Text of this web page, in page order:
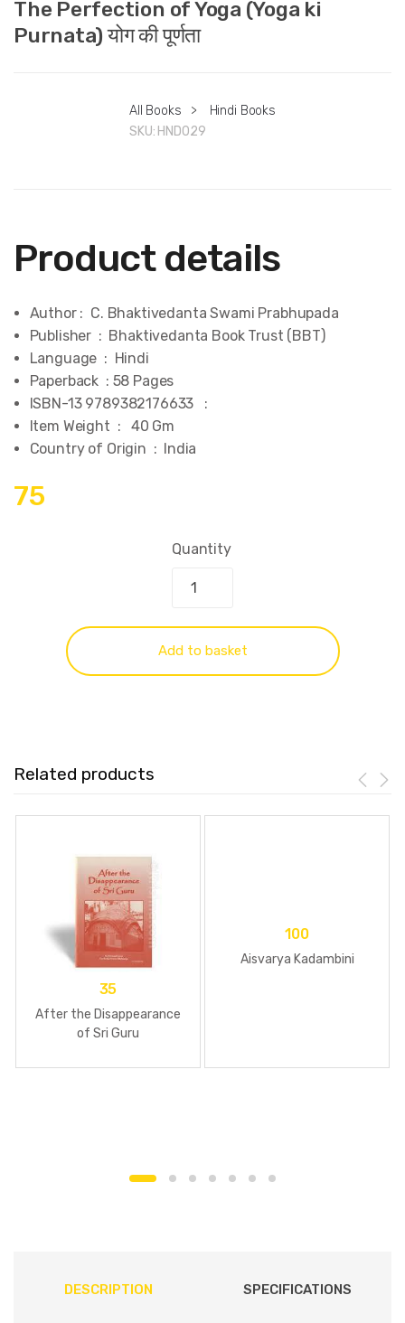
The Perfection of Yoga (Yoga ki
Purnata) योग की पूर्णता
All Books >
Hindi Books
SKU: HND029
Product details
Author : C. Bhaktivedanta Swami Prabhupada
Publisher ‏ : ‎ Bhaktivedanta Book Trust (BBT)
Language ‏ : ‎ Hindi
Paperback ‏ : ‎58 Pages
ISBN-13 ‏ : 9789382176633
Item Weight ‏ : ‎ 40 Gm
Country of Origin ‏ : ‎ India
75
Quantity
Add to basket
Related products
35
After the Disappearance
of Sri Guru
100
Aisvarya Kadambini
DESCRIPTION SPECIFICATIONS